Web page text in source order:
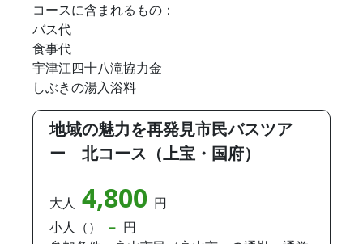
コースに含まれるもの：
バス代
食事代
宇津江四十八滝協力金
しぶきの湯入浴料
地域の魅力を再発見市民バスツア
ー 北コース（上宝・国府）
大人 4,800 円
小人（）
− 円